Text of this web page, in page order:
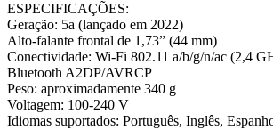
ESPECIFICAÇÕES:
Geração: 5a (lançado em 2022)
Alto-falante frontal de 1,73” (44 mm)
Conectividade: Wi-Fi 802.11 a/b/g/n/ac (2,4
Bluetooth A2DP/AVRCP
Peso: aproximadamente 340 g
Voltagem: 100-240 V
Idiomas suportados: Português, Inglês,